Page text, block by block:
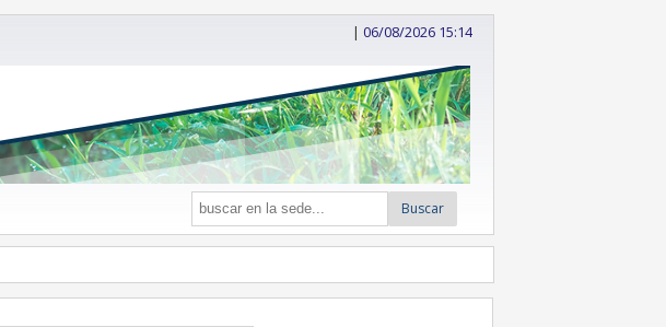
| 06/08/2026 15:14
Buscar